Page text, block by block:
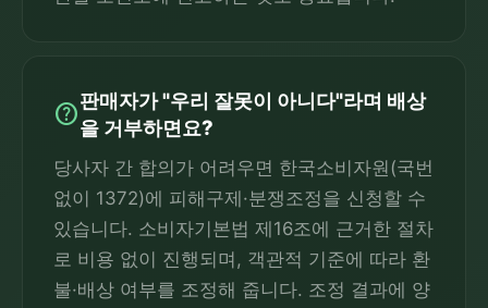
help판매자가 "우리 잘못이 아니다"라며 배상
을 거부하면요?
당사자 간 합의가 어려우면 한국소비자원(국번
없이 1372)에 피해구제·분쟁조정을 신청할 수
있습니다. 소비자기본법 제16조에 근거한 절차
로 비용 없이 진행되며, 객관적 기준에 따라 환
불·배상 여부를 조정해 줍니다. 조정 결과에 양